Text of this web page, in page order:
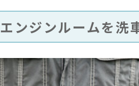
エンジンルームを洗